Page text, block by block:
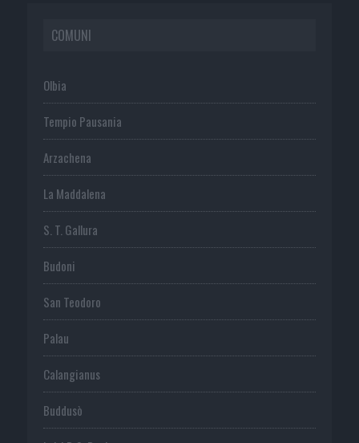
COMUNI
Olbia
Tempio Pausania
Arzachena
La Maddalena
S. T. Gallura
Budoni
San Teodoro
Palau
Calangianus
Buddusò